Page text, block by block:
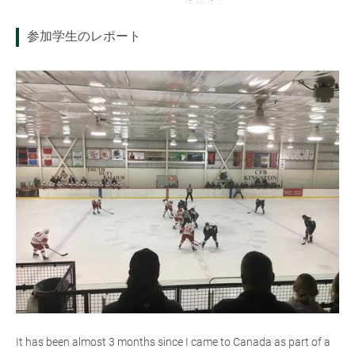
参加学生のレポート
It has been almost 3 months since I came to Canada as part of a